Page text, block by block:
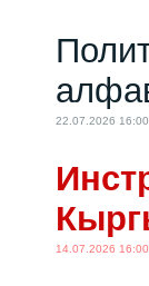
22.07.2026 16:00
14.07.2026 16:00